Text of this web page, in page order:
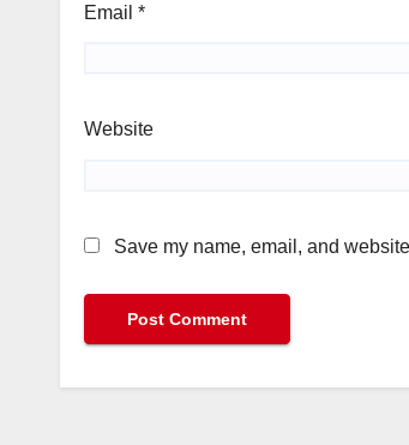
Email *
Website
Save my name, email, and